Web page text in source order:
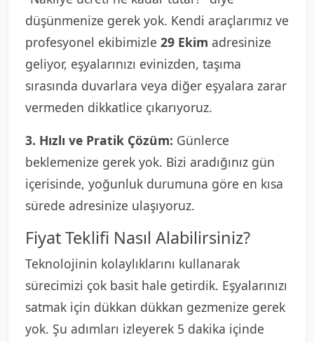
düşünmenize gerek yok. Kendi araçlarımız ve
profesyonel ekibimizle 29 Ekim adresinize
geliyor, eşyalarınızı evinizden, taşıma
sırasında duvarlara veya diğer eşyalara zarar
vermeden dikkatlice çıkarıyoruz.
3. Hızlı ve Pratik Çözüm: Günlerce
beklemenize gerek yok. Bizi aradığınız gün
içerisinde, yoğunluk durumuna göre en kısa
sürede adresinize ulaşıyoruz.
Fiyat Teklifi Nasıl Alabilirsiniz?
Teknolojinin kolaylıklarını kullanarak
sürecimizi çok basit hale getirdik. Eşyalarınızı
satmak için dükkan dükkan gezmenize gerek
yok. Şu adımları izleyerek 5 dakika içinde